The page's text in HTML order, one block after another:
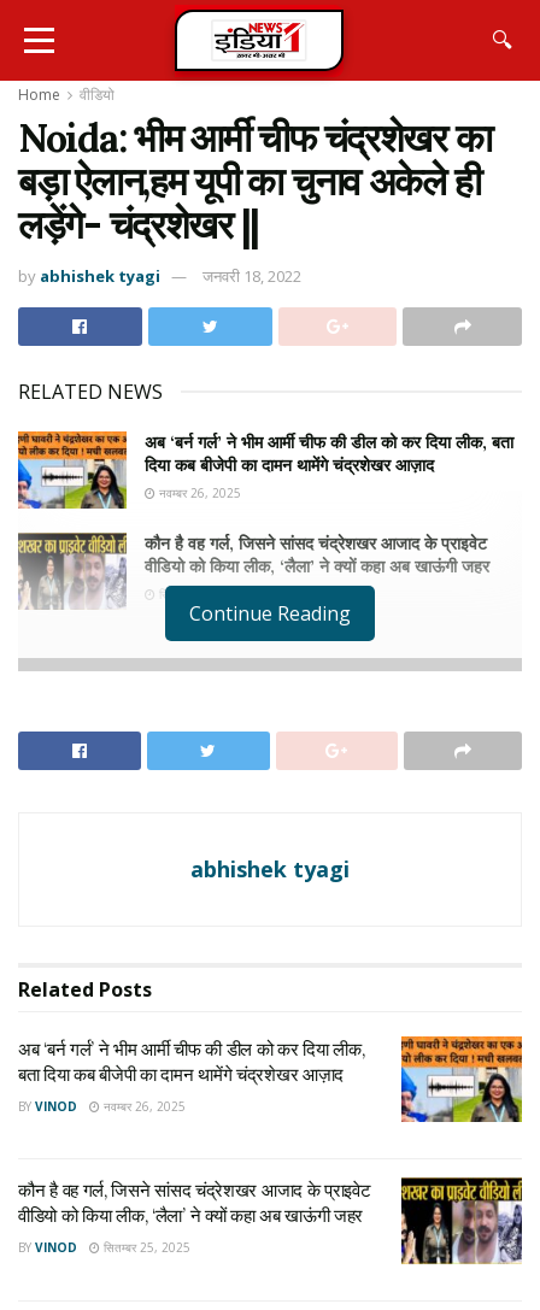
🔍
Home वीडियो
Noida: भीम आर्मी चीफ चंद्रशेखर का
बड़ा ऐलान,हम यूपी का चुनाव अकेले ही
लड़ेंगे- चंद्रशेखर ||
by abhishek tyagi जनवरी 18, 2022
RELATED NEWS
अब ‘बर्न गर्ल’ ने भीम आर्मी चीफ की डील को कर दिया लीक, बता
दिया कब बीजेपी का दामन थामेंगे चंद्रशेखर आज़ाद
नवम्बर 26, 2025
कौन है वह गर्ल, जिसने सांसद चंद्रेशखर आजाद के प्राइवेट
वीडियो को किया लीक, ‘लैला’ ने क्यों कहा अब खाऊंगी जहर
सितम्बर 25, 2025
Continue Reading
Tags:
bhim army chief
Bhim Army Chief Chandrashekhar meets Akhilesh Yadav
abhishek tyagi
Related Posts
अब ‘बर्न गर्ल’ ने भीम आर्मी चीफ की डील को कर दिया लीक,
बता दिया कब बीजेपी का दामन थामेंगे चंद्रशेखर आज़ाद
BY VINOD नवम्बर 26, 2025
कौन है वह गर्ल, जिसने सांसद चंद्रेशखर आजाद के प्राइवेट
वीडियो को किया लीक, ‘लैला’ ने क्यों कहा अब खाऊंगी जहर
BY VINOD सितम्बर 25, 2025